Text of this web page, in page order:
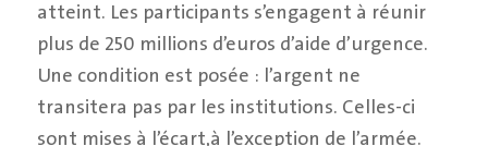
atteint. Les participants s’engagent à réunir
plus de 250 millions d’euros d’aide d’urgence.
Une condition est posée : l’argent ne
transitera pas par les institutions. Celles-ci
sont mises à l’écart,à l’exception de l’armée.